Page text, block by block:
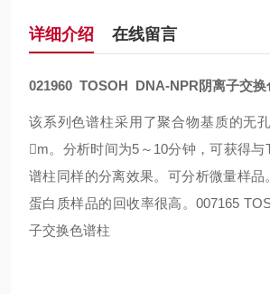
详细介绍 在线留言
021960 TOSOH DNA-NPR阴离子交换
该系列色谱柱采用了聚合物基质的无
m。分析时间为5 ～ 10分钟，可获得与
谱柱同样的分离效果。可分析微量样品
蛋白质样品的回收率很高。007165
子交换色谱柱